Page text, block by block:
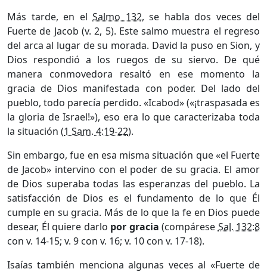
Más tarde, en el Salmo 132, se habla dos veces del
Fuerte de Jacob (v. 2, 5). Este salmo muestra el regreso
del arca al lugar de su morada. David la puso en Sion, y
Dios respondió a los ruegos de su siervo. De qué
manera conmovedora resaltó en ese momento la
gracia de Dios manifestada con poder. Del lado del
pueblo, todo parecía perdido. «Icabod» («¡traspasada es
la gloria de Israel!»), eso era lo que caracterizaba toda
la situación (1 Sam. 4:19-22).
Sin embargo, fue en esa misma situación que «el Fuerte
de Jacob» intervino con el poder de su gracia. El amor
de Dios superaba todas las esperanzas del pueblo. La
satisfacción de Dios es el fundamento de lo que Él
cumple en su gracia. Más de lo que la fe en Dios puede
desear, Él quiere darlo por gracia (compárese Sal. 132:8
con v. 14-15; v. 9 con v. 16; v. 10 con v. 17-18).
Isaías también menciona algunas veces al «Fuerte de